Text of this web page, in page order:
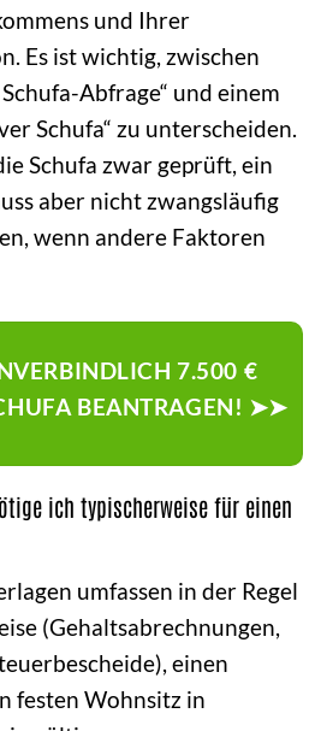
und Ihrer
Es ist wichtig, zwischen
Abfrage“ und einem
Schufa“ zu unterscheiden.
Schufa zwar geprüft, ein
aber nicht zwangsläufig
wenn andere Faktoren
7.500 €
BEANTRAGEN! ➤➤
ich typischerweise für einen
umfassen in der Regel
(Gehaltsabrechnungen,
einen
festen Wohnsitz in